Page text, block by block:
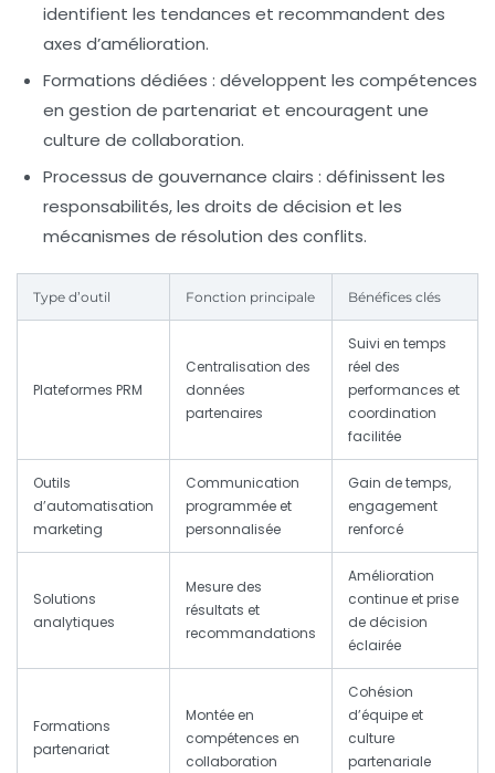
identifient les tendances et recommandent des
axes d’amélioration.
Formations dédiées : développent les compétences
en gestion de partenariat et encouragent une
culture de collaboration.
Processus de gouvernance clairs : définissent les
responsabilités, les droits de décision et les
mécanismes de résolution des conflits.
Type d’outil Fonction principale Bénéfices clés
Plateformes PRM
Centralisation des
données
partenaires
Suivi en temps
réel des
performances et
coordination
facilitée
Outils
d’automatisation
marketing
Communication
programmée et
personnalisée
Gain de temps,
engagement
renforcé
Solutions
analytiques
Mesure des
résultats et
recommandations
Amélioration
continue et prise
de décision
éclairée
Formations
partenariat
Montée en
compétences en
collaboration
Cohésion
d’équipe et
culture
partenariale